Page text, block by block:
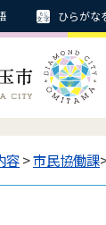
ひらがな
容>市民協働課